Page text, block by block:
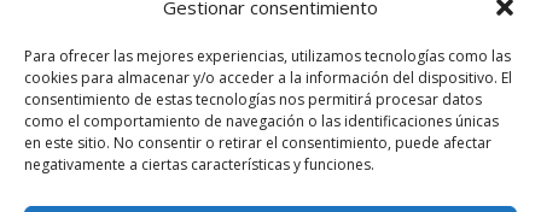
Gestionar consentimiento
Para ofrecer las mejores experiencias, utilizamos tecnologías como las
cookies para almacenar y/o acceder a la información del dispositivo. El
consentimiento de estas tecnologías nos permitirá procesar datos
como el comportamiento de navegación o las identificaciones únicas
en este sitio. No consentir o retirar el consentimiento, puede afectar
negativamente a ciertas características y funciones.